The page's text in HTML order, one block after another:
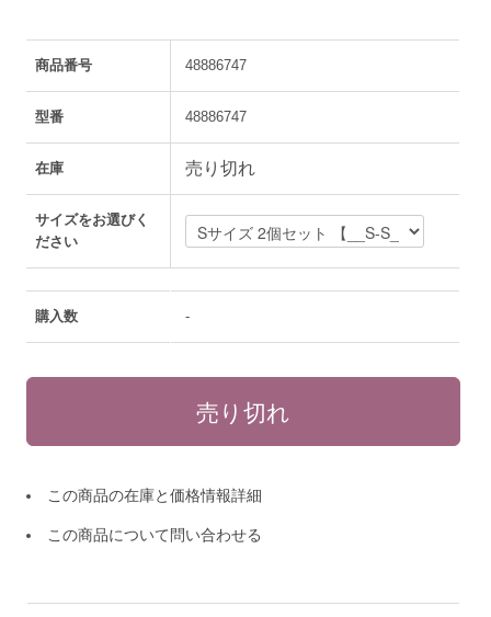
商品番号 48886747
型番 48886747
在庫 売り切れ
サイズをお選びく
ださい
購入数 -
この商品の在庫と価格情報詳細
この商品について問い合わせる